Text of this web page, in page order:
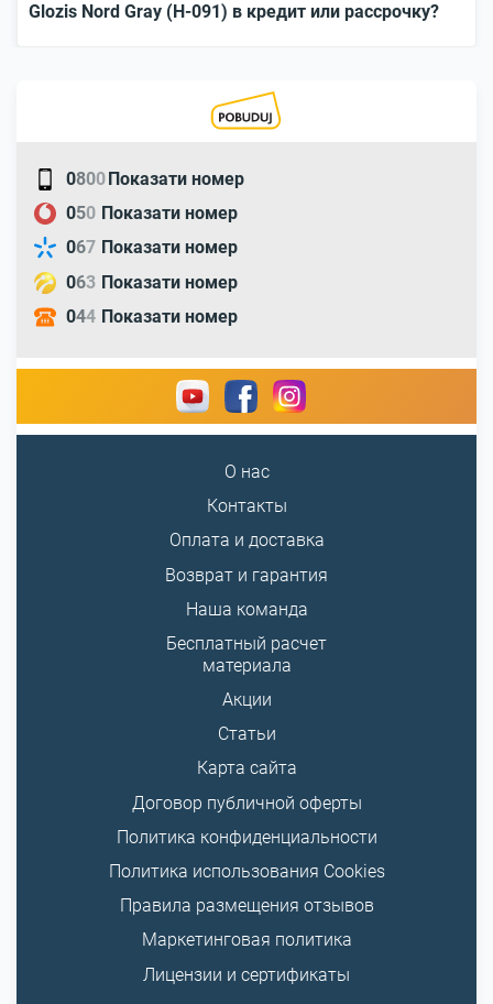
Glozis Nord Gray (H-091) в кредит или рассрочку?
0800Показати номер
050 Показати номер
067 Показати номер
063 Показати номер
044 Показати номер
О нас
Контакты
Оплата и доставка
Возврат и гарантия
Наша команда
Бесплатный расчет
материала
Акции
Статьи
Карта сайта
Договор публичной оферты
Политика конфиденциальности
Политика использования Cookies
Правила размещения отзывов
Маркетинговая политика
Лицензии и сертификаты